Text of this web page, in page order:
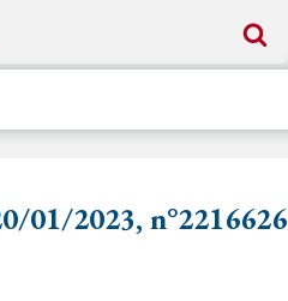
01/2023, n°2216626